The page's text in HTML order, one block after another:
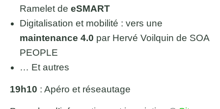
Ramelet de eSMART
Digitalisation et mobilité : vers une
maintenance 4.0 par Hervé Voilquin de SOA
PEOPLE
… Et autres
19h10 : Apéro et réseautage